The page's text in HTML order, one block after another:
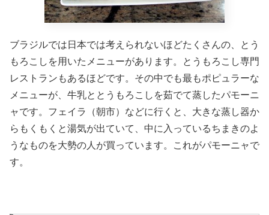
ブラジルでは日本では考えられないほどたくさんの、とう
もろこしを用いたメニューがあります。とうもろこし専門
レストランもあるほどです。その中でも最もポピュラーな
メニューが、牛乳ととうもろこしを茹でて蒸したパモーニ
ャです。フェイラ（朝市）などに行くと、大きな蒸し器か
らもくもくと湯気が出ていて、中に入っているちまきのよ
うなものを大勢の人が買っています。これがパモーニャで
す。